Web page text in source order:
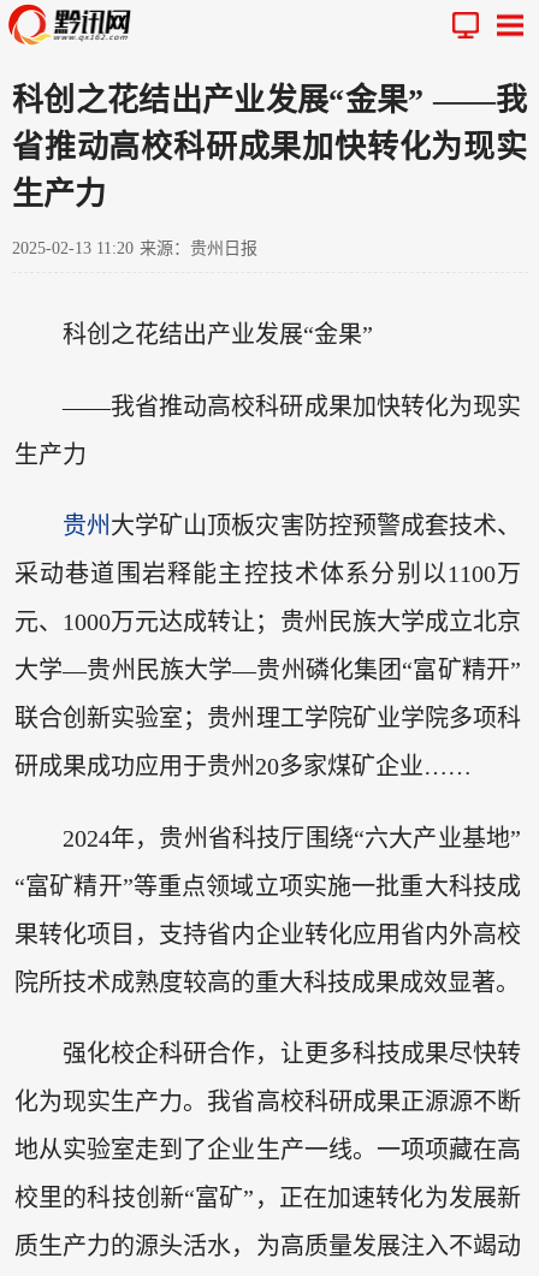
科创之花结出产业发展“金果” ——我
省推动高校科研成果加快转化为现实
生产力
2025-02-13 11:20 来源：贵州日报
科创之花结出产业发展“金果”
——我省推动高校科研成果加快转化为现实
生产力
贵州 大学矿山顶板灾害防控预警成套技术、
采动巷道围岩释能主控技术体系分别以1100万
元、1000万元达成转让；贵州民族大学成立北京
大学—贵州民族大学—贵州磷化集团“富矿精开”
联合创新实验室；贵州理工学院矿业学院多项科
研成果成功应用于贵州20多家煤矿企业……
2024年，贵州省科技厅围绕“六大产业基地”
“富矿精开”等重点领域立项实施一批重大科技成
果转化项目，支持省内企业转化应用省内外高校
院所技术成熟度较高的重大科技成果成效显著。
强化校企科研合作，让更多科技成果尽快转
化为现实生产力。我省高校科研成果正源源不断
地从实验室走到了企业生产一线。一项项藏在高
校里的科技创新“富矿”，正在加速转化为发展新
质生产力的源头活水，为高质量发展注入不竭动